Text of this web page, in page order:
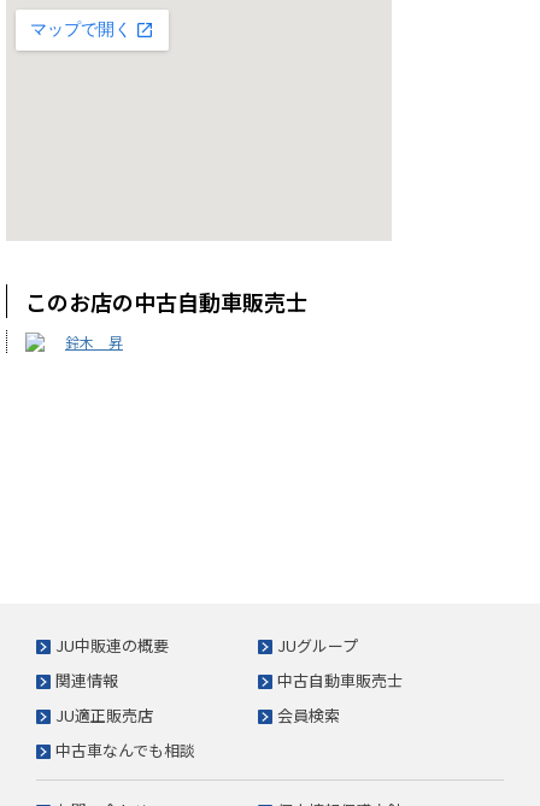
このお店の中古自動車販売士
鈴木 昇
JU中販連の概要
JUグループ
関連情報
中古自動車販売士
JU適正販売店
会員検索
中古車なんでも相談